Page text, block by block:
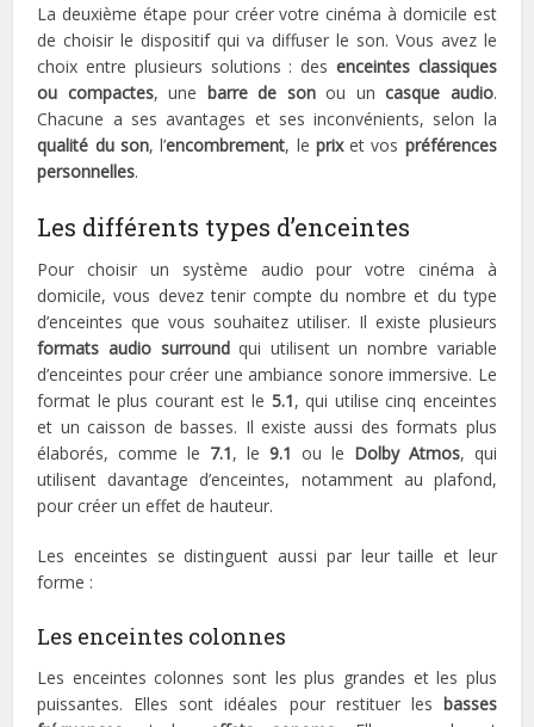
La deuxième étape pour créer votre cinéma à domicile est
de choisir le dispositif qui va diffuser le son. Vous avez le
choix entre plusieurs solutions : des enceintes classiques
ou compactes, une barre de sonou uncasque audio.
Chacune a ses avantages et ses inconvénients, selon la
qualité du son, l’encombrement, le prixet vos préférences
personnelles.
Les différents types d’enceintes
Pour choisir un système audio pour votre cinéma à
domicile, vous devez tenir compte du nombre et du type
d’enceintes que vous souhaitez utiliser. Il existe plusieurs
formats audio surroundqui utilisent un nombre variable
d’enceintes pour créer une ambiance sonore immersive. Le
format le plus courant est le 5.1, qui utilise cinq enceintes
et un caisson de basses. Il existe aussi des formats plus
élaborés, comme le 7.1, le9.1 ou le Dolby Atmos, qui
utilisent davantage d’enceintes, notamment au plafond,
pour créer un effet de hauteur.
Les enceintes se distinguent aussi par leur taille et leur
forme :
Les enceintes colonnes
Les enceintes colonnes sont les plus grandes et les plus
puissantes. Elles sont idéales pour restituer les basses